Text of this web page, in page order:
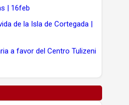
| 16feb
de la Isla de Cortegada |
a favor del Centro Tulizeni